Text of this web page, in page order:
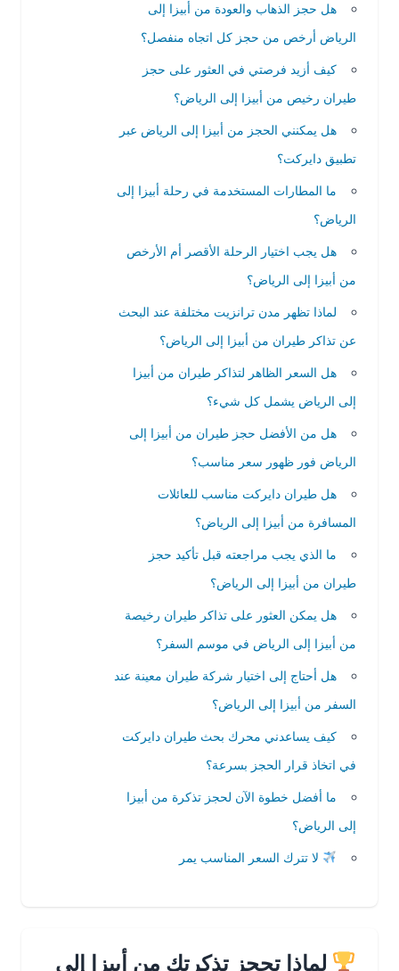
هل حجز الذهاب والعودة من أبيزا إلى
الرياض أرخص من حجز كل اتجاه منفصل؟
كيف أزيد فرصتي في العثور على حجز
طيران رخيص من أبيزا إلى الرياض؟
هل يمكنني الحجز من أبيزا إلى الرياض عبر
تطبيق دايركت؟
ما المطارات المستخدمة في رحلة أبيزا إلى
الرياض؟
هل يجب اختيار الرحلة الأقصر أم الأرخص
من أبيزا إلى الرياض؟
لماذا تظهر مدن ترانزيت مختلفة عند البحث
عن تذاكر طيران من أبيزا إلى الرياض؟
هل السعر الظاهر لتذاكر طيران من أبيزا
إلى الرياض يشمل كل شيء؟
هل من الأفضل حجز طيران من أبيزا إلى
الرياض فور ظهور سعر مناسب؟
هل طيران دايركت مناسب للعائلات
المسافرة من أبيزا إلى الرياض؟
ما الذي يجب مراجعته قبل تأكيد حجز
طيران من أبيزا إلى الرياض؟
هل يمكن العثور على تذاكر طيران رخيصة
من أبيزا إلى الرياض في موسم السفر؟
هل أحتاج إلى اختيار شركة طيران معينة عند
السفر من أبيزا إلى الرياض؟
كيف يساعدني محرك بحث طيران دايركت
في اتخاذ قرار الحجز بسرعة؟
ما أفضل خطوة الآن لحجز تذكرة من أبيزا
إلى الرياض؟
لا تترك السعر المناسب يمر
لماذا تحجز تذكرتك من أبيزا إلى